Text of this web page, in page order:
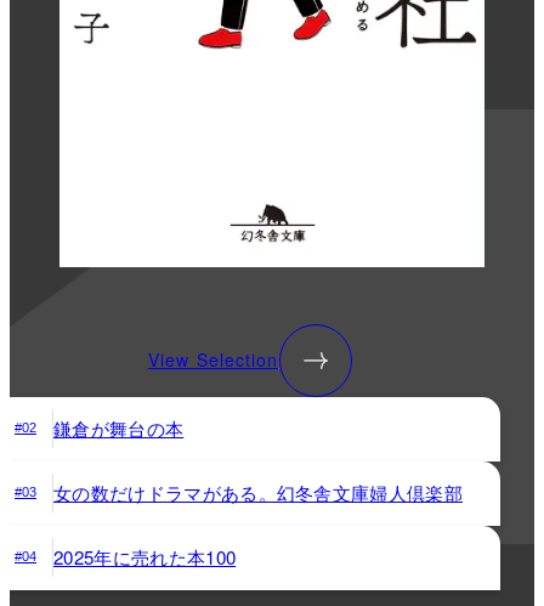
View Selection
#02 鎌倉が舞台の本
#03 女の数だけドラマがある。幻冬舎文庫婦人倶楽部
#04 2025年に売れた本100